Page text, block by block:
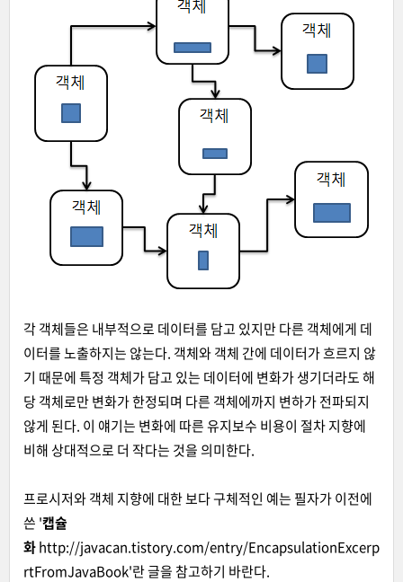
각 객체들은 내부적으로 데이터를 담고 있지만 다른 객체에게 데
이터를 노출하지는 않는다. 객체와 객체 간에 데이터가 흐르지 않
기 때문에 특정 객체가 담고 있는 데이터에 변화가 생기더라도 해
당 객체로만 변화가 한정되며 다른 객체에까지 변하가 전파되지
않게 된다. 이 얘기는 변화에 따른 유지보수 비용이 절차 지향에
비해 상대적으로 더 작다는 것을 의미한다.
프로시저와 객체 지향에 대한 보다 구체적인 예는 필자가 이전에
쓴 '캡슐
화http://javacan.tistory.com/entry/EncapsulationExcerp
rtFromJavaBook'란 글을 참고하기 바란다.